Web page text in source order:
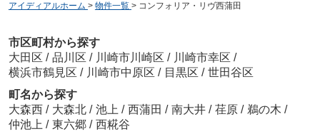
アイディアルホーム > 物件一覧 > コンフォリア・リヴ西蒲田
市区町村から探す
大田区 / 品川区 / 川崎市川崎区 / 川崎市幸区 /
横浜市鶴見区 / 川崎市中原区 / 目黒区 / 世田谷区
町名から探す
大森西 / 大森北 / 池上 / 西蒲田 / 南大井 / 荏原 / 鵜の木 /
仲池上 / 東六郷 / 西糀谷